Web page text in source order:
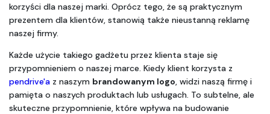
korzyści dla naszej marki. Oprócz tego, że są praktycznym
prezentem dla klientów, stanowią także nieustanną reklamę
naszej firmy.
Każde użycie takiego gadżetu przez klienta staje się
pendrive'a z naszym brandowanym logo, widzi naszą firmę i
pamięta o naszych produktach lub usługach. To subtelne, ale
skuteczne przypomnienie, które wpływa na budowanie